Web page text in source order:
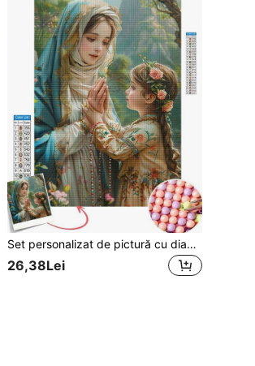
Set personalizat de pictură cu diamante 5D DIY pentru adulți, personalizabil cu fotografii private, diamante rotunde, dimensiune 11.8x11.8 inch/30x30 cm, include accesorii și cutie de depozitare cu suport pentru peniță
26,38Lei